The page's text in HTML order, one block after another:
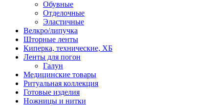
Обувные
Отделочные
Эластичные
Велкро/липучка
Шторные ленты
Киперка, технические, ХБ
Ленты для погон
Галун
Медицинские товары
Ритуальная коллекция
Готовые изделия
Ножницы и нитки